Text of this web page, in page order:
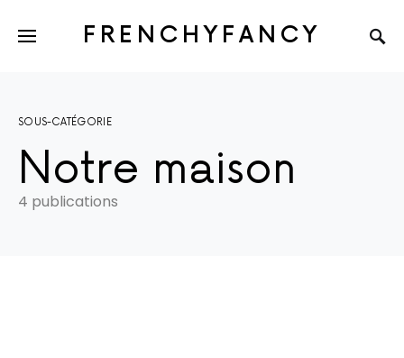
FRENCHYFANCY
SOUS-CATÉGORIE
Notre maison
4 publications